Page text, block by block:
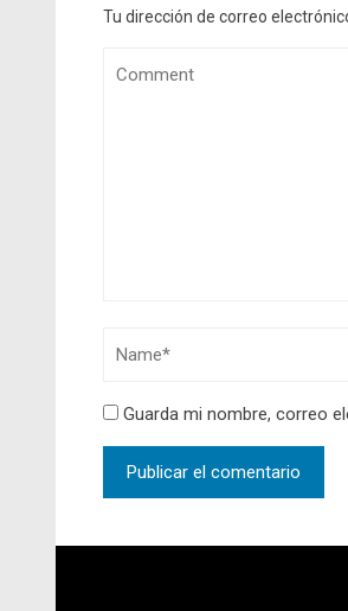
Tu dirección de correo
Guarda mi nombre, correo